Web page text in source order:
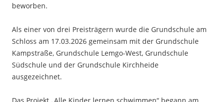
beworben.
Als einer von drei Preisträgern wurde die Grundschule am
Schloss am 17.03.2026 gemeinsam mit der Grundschule
Kampstraße, Grundschule Lemgo-West, Grundschule
Südschule und der Grundschule Kirchheide
ausgezeichnet.